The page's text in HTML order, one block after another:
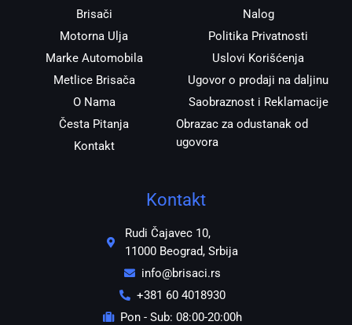
Brisači
Motorna Ulja
Marke Automobila
Metlice Brisača
O Nama
Česta Pitanja
Kontakt
Nalog
Politika Privatnosti
Uslovi Korišćenja
Ugovor o prodaji na daljinu
Saobraznost i Reklamacije
Obrazac za odustanak od
ugovora
Kontakt
Rudi Čajavec 10,
11000 Beograd, Srbija
info@brisaci.rs
+381 60 4018930
Pon - Sub: 08:00-20:00h